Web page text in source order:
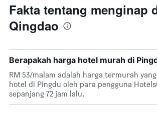
lalu
yang
diagregatkan
mengikut
bintang
Carta
mempunyai
1
paksi
X
Fakta tentang menginap
Qingdao
Berapakah harga hotel murah di
RM 53/malam adalah harga termurah
hotel di Pingdu oleh para pengguna
sepanjang 72 jam lalu.